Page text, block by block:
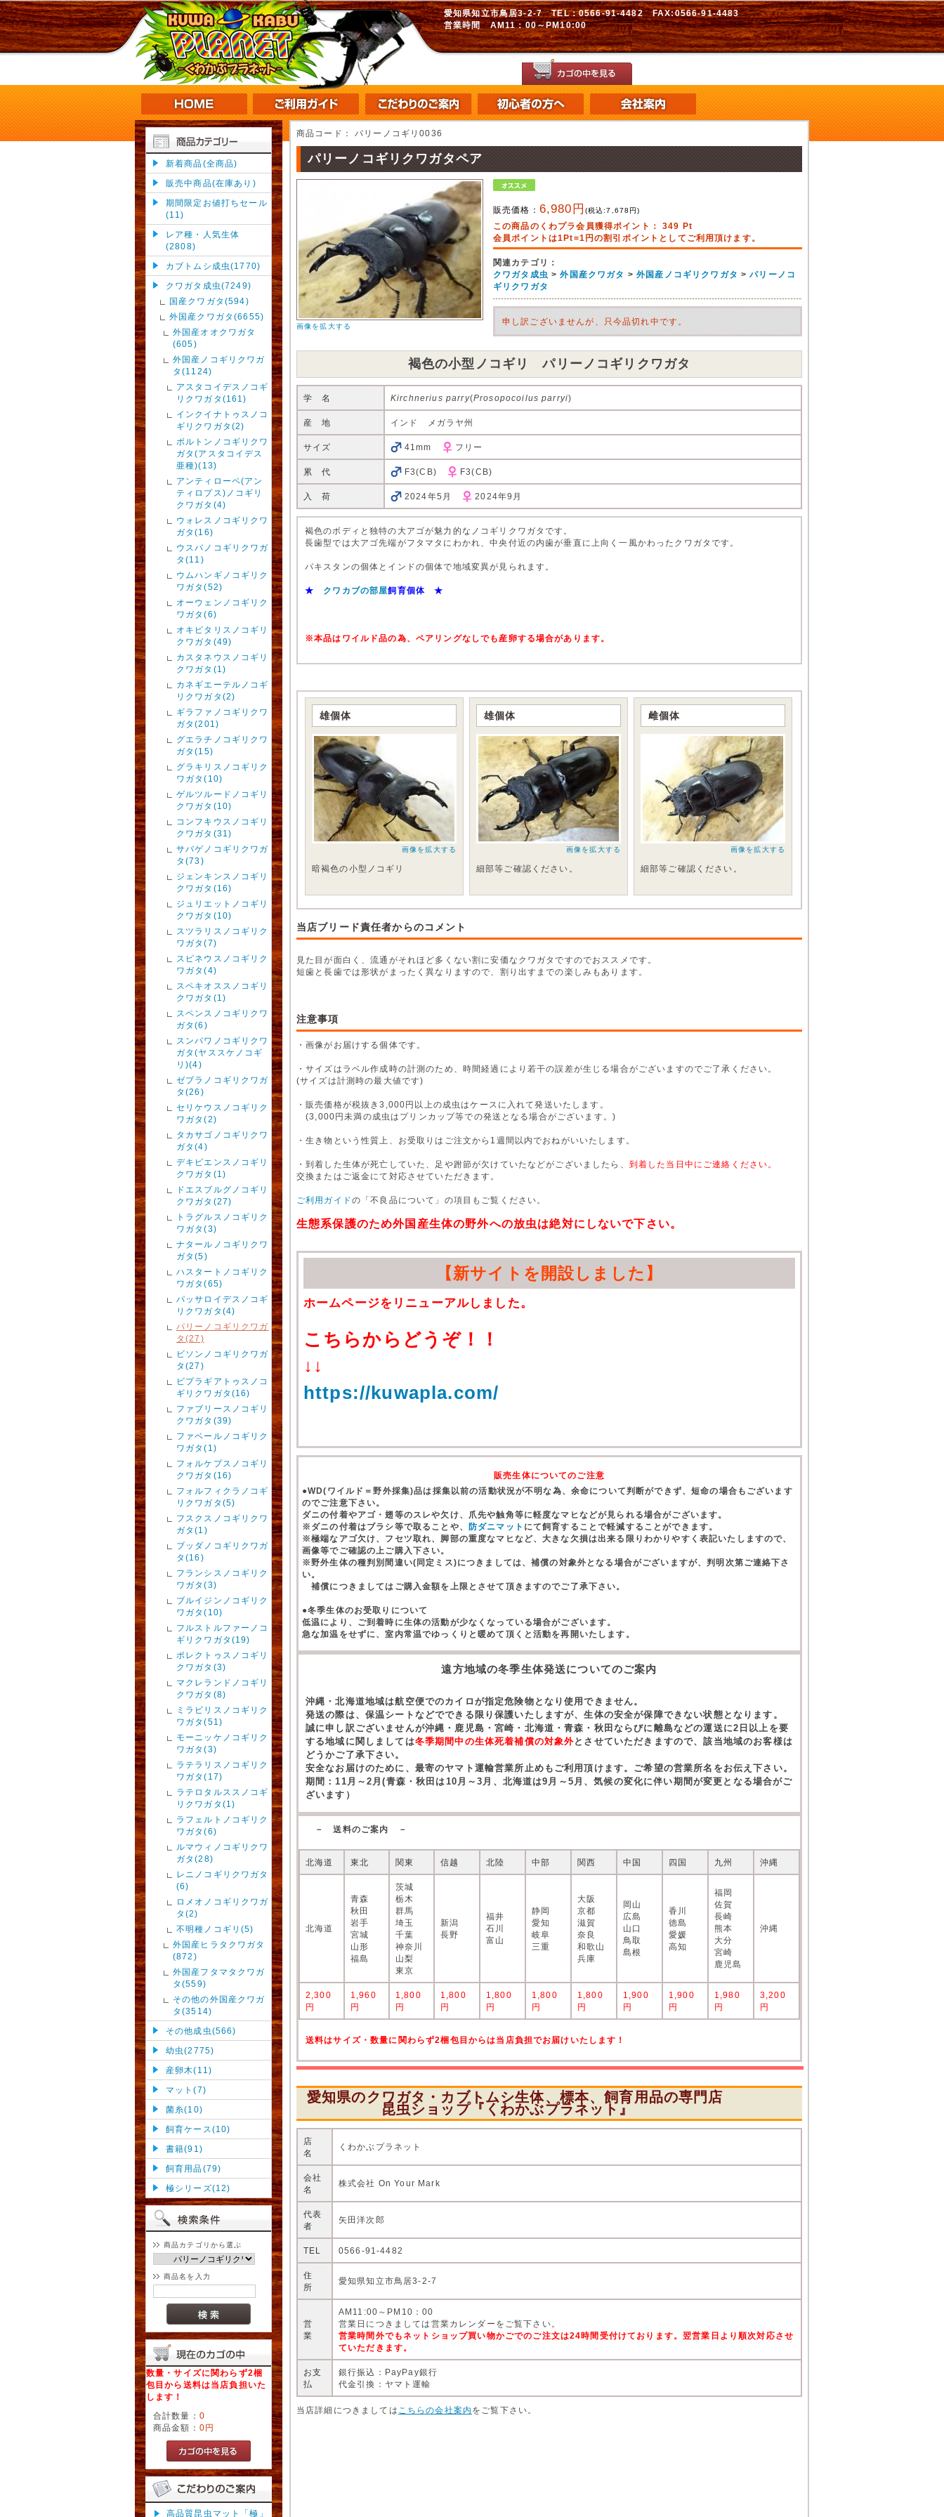
愛知県知立市鳥居3-2-7 TEL：0566-91-4482 FAX:0566-91-4483
営業時間 AM11：00～PM10:00
新着商品(全商品)
販売中商品(在庫あり)
期間限定お値打ちセール
(11)
レア種・人気生体
(2808)
カブトムシ成虫(1770)
クワガタ成虫(7249)
国産クワガタ(594)
外国産クワガタ(6655)
外国産オオクワガタ
(605)
外国産ノコギリクワガ
タ(1124)
アスタコイデスノコギ
リクワガタ(161)
インクイナトゥスノコ
ギリクワガタ(2)
ポルトンノコギリクワ
ガタ(アスタコイデス
亜種)(13)
アンティローペ(アン
ティロプス)ノコギリ
クワガタ(4)
ウォレスノコギリクワ
ガタ(16)
ウスバノコギリクワガ
タ(11)
ウムハンギノコギリク
ワガタ(52)
オーウェンノコギリク
ワガタ(6)
オキピタリスノコギリ
クワガタ(49)
カスタネウスノコギリ
クワガタ(1)
カネギエーテルノコギ
リクワガタ(2)
ギラファノコギリクワ
ガタ(201)
グエラチノコギリクワ
ガタ(15)
グラキリスノコギリク
ワガタ(10)
ゲルツルードノコギリ
クワガタ(10)
コンフキウスノコギリ
クワガタ(31)
サバゲノコギリクワガ
タ(73)
ジェンキンスノコギリ
クワガタ(16)
ジュリエットノコギリ
クワガタ(10)
スツラリスノコギリク
ワガタ(7)
スピネウスノコギリク
ワガタ(4)
スペキオススノコギリ
クワガタ(1)
スペンスノコギリクワ
ガタ(6)
スンバワノコギリクワ
ガタ(ヤススケノコギ
リ)(4)
ゼブラノコギリクワガ
タ(26)
セリケウスノコギリク
ワガタ(2)
タカサゴノコギリクワ
ガタ(4)
デキピエンスノコギリ
クワガタ(1)
ドエスブルグノコギリ
クワガタ(27)
トラグルスノコギリク
ワガタ(3)
ナタールノコギリクワ
ガタ(5)
ハスタートノコギリク
ワガタ(65)
パッサロイデスノコギ
リクワガタ(4)
パリーノコギリクワガ
タ(27)
ビソンノコギリクワガ
タ(27)
ビプラギアトゥスノコ
ギリクワガタ(16)
ファブリースノコギリ
クワガタ(39)
ファベールノコギリク
ワガタ(1)
フォルケプスノコギリ
クワガタ(16)
フォルフィクラノコギ
リクワガタ(5)
フスクスノコギリクワ
ガタ(1)
ブッダノコギリクワガ
タ(16)
フランシスノコギリク
ワガタ(3)
ブルイジンノコギリク
ワガタ(10)
フルストルファーノコ
ギリクワガタ(19)
ポレクトゥスノコギリ
クワガタ(3)
マクレランドノコギリ
クワガタ(8)
ミラビリスノコギリク
ワガタ(51)
モーニッケノコギリク
ワガタ(3)
ラテラリスノコギリク
ワガタ(17)
ラテロタルススノコギ
リクワガタ(1)
ラフェルトノコギリク
ワガタ(6)
ルマウィノコギリクワ
ガタ(28)
レニノコギリクワガタ
(6)
ロメオノコギリクワガ
タ(2)
不明種ノコギリ(5)
外国産ヒラタクワガタ
(872)
外国産フタマタクワガ
タ(559)
その他の外国産クワガ
タ(3514)
その他成虫(566)
幼虫(2775)
産卵木(11)
マット(7)
菌糸(10)
飼育ケース(10)
書籍(91)
飼育用品(79)
極シリーズ(12)
商品カテゴリから選ぶ
商品名を入力
数量・サイズに関わらず2梱
包目から送料は当店負担いた
します！
合計数量： 0
商品金額： 0円
高品質昆虫マット「極」
商品コード： パリーノコギリ0036
パリーノコギリクワガタペア
画像を拡大する
販売価格： 6,980円 (税込:7,678 円)
この商品のくわプラ会員獲得ポイント：349 Pt
会員ポイントは1Pt=1円の割引ポイントとしてご利用頂けます。
関連カテゴリ：
クワガタ成虫 >外国産クワガタ >外国産ノコギリクワガタ >パリーノコ
ギリクワガタ
申し訳ございませんが、只今品切れ中です。
褐色の小型ノコギリ パリーノコギリクワガタ
学 名 Kirchnerius parry(Prosopocoilus parryi)
産 地 インド メガラヤ州
サイズ 41mm フリー
累 代 F3(CB) F3(CB)
入 荷 2024年5月 2024年9月
褐色のボディと独特の大アゴが魅力的なノコギリクワガタです。
長歯型では大アゴ先端がフタマタにわかれ、中央付近の内歯が垂直に上向く一風かわったクワガタです。
パキスタンの個体とインドの個体で地域変異が見られます。
★ クワカブの部屋飼育個体 ★
※本品はワイルド品の為、ペアリングなしでも産卵する場合があります。
雄個体
画像を拡大する
暗褐色の小型ノコギリ
雄個体
画像を拡大する
細部等ご確認ください。
雌個体
画像を拡大する
細部等ご確認ください。
当店ブリード責任者からのコメント
見た目が面白く、流通がそれほど多くない割に安価なクワガタですのでおススメです。
短歯と長歯では形状がまったく異なりますので、割り出すまでの楽しみもあります。
注意事項
・画像がお届けする個体です。
・サイズはラベル作成時の計測のため、時間経過により若干の誤差が生じる場合がございますのでご了承ください。
(サイズは計測時の最大値です)
・販売価格が税抜き3,000円以上の成虫はケースに入れて発送いたします。
(3,000円未満の成虫はプリンカップ等での発送となる場合がございます。)
・生き物という性質上、お受取りはご注文から1週間以内でおねがいいたします。
・到着した生体が死亡していた、足や跗節が欠けていたなどがございましたら、 到着した当日中にご連絡ください。
交換またはご返金にて対応させていただきます。
ご利用ガイドの「不良品について」の項目もご覧ください。
生態系保護のため外国産生体の野外への放虫は絶対にしないで下さい。
【新サイトを開設しました】
ホームページをリニューアルしました。
こちらからどうぞ！！
↓↓
https://kuwapla.com/
販売生体についてのご注意
●WD(ワイルド＝野外採集)品は採集以前の活動状況が不明な為、余命について判断ができず、短命の場合もございます
のでご注意下さい。
ダニの付着やアゴ・翅等のスレや欠け、爪先や触角等に軽度なマヒなどが見られる場合がございます。
※ダニの付着はブラシ等で取ることや、 防ダニマット にて飼育することで軽減することができます。
※極端なアゴ欠け、フセツ取れ、脚部の重度なマヒなど、大きな欠損は出来る限りわかりやすく表記いたしますので、
画像等でご確認の上ご購入下さい。
※野外生体の種判別間違い(同定ミス)につきましては、補償の対象外となる場合がございますが、判明次第ご連絡下さ
い。
補償につきましてはご購入金額を上限とさせて頂きますのでご了承下さい。
●冬季生体のお受取りについて
低温により、ご到着時に生体の活動が少なくなっている場合がございます。
急な加温をせずに、室内常温でゆっくりと暖めて頂くと活動を再開いたします。
遠方地域の冬季生体発送についてのご案内
沖縄・北海道地域は航空便でのカイロが指定危険物となり使用できません。
発送の際は、保温シートなどでできる限り保護いたしますが、生体の安全が保障できない状態となります。
誠に申し訳ございませんが沖縄・鹿児島・宮崎・北海道・青森・秋田ならびに離島などの運送に2日以上を要
する地域に関しましては冬季期間中の生体死着補償の対象外とさせていただきますので、該当地域のお客様は
どうかご了承下さい。
安全なお届けのために、最寄のヤマト運輸営業所止めもご利用頂けます。ご希望の営業所名をお伝え下さい。
期間：11月～2月(青森・秋田は10月～3月、北海道は9月～5月、気候の変化に伴い期間が変更となる場合がご
ざいます）
－ 送料のご案内 －
北海道 東北 関東 信越 北陸 中部 関西 中国 四国 九州 沖縄
北海道
青森
秋田
岩手
宮城
山形
福島
茨城
栃木
群馬
埼玉
千葉
神奈川
山梨
東京
新潟
長野
福井
石川
富山
静岡
愛知
岐阜
三重
大阪
京都
滋賀
奈良
和歌山
兵庫
岡山
広島
山口
鳥取
島根
香川
徳島
愛媛
高知
福岡
佐賀
長崎
熊本
大分
宮崎
鹿児島
沖縄
2,300
円
1,960
円
1,800
円
1,800
円
1,800
円
1,800
円
1,800
円
1,900
円
1,900
円
1,980
円
3,200
円
送料はサイズ・数量に関わらず2梱包目からは当店負担でお届けいたします！
愛知県のクワガタ・カブトムシ生体、標本、飼育用品の専門店
昆虫ショップ『くわかぶプラネット』
店
名
くわかぶプラネット
会社
名
株式会社 On Your Mark
代表
者
矢田洋次郎
TEL 0566-91-4482
住
所
愛知県知立市鳥居3-2-7
営
業
AM11:00～PM10：00
営業日につきましては営業カレンダーをご覧下さい。
営業時間外でもネットショップ買い物かごでのご注文は24時間受付けております。翌営業日より順次対応させ
ていただきます。
お支
払
銀行振込：PayPay銀行
代金引換：ヤマト運輸
当店詳細につきましては こちらの会社案内 をご覧下さい。